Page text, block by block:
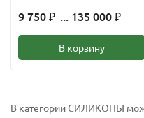
9 750 ₽ ... 135 000 ₽
В корзину
В категорииСИЛИКОНЫ